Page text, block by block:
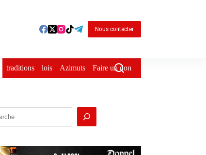
Nous contacter
traditions lois Azimuts Faire un don